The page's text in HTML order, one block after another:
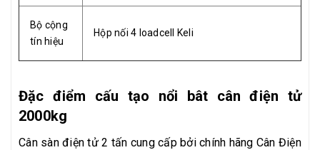
Bộ cộng
tín hiệu
Hộp nối 4 loadcell Keli
Đặc điểm cấu tạo nổi bât cân điện tử
2000kg
Cân sàn điện tử 2 tấn cung cấp bởi chính hãng Cân Điện